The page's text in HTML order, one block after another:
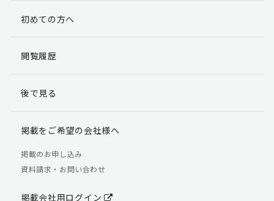
らかじめご了承ください。
個人情報の開示請求について
る権利があります。
「個人情報の取り扱いについて」
【お問合せ先】 個人情報問合せ窓口
TEL：03-5411-7891（平日9:00 ～ 18:00）
初めての方へ
閲覧履歴
後で見る
掲載をご希望の会社様へ
掲載のお申し込み
資料請求・お問い合わせ
掲載会社用ログイン